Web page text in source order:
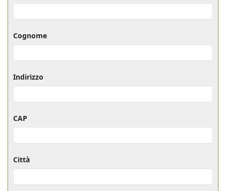
Cognome
Indirizzo
CAP
Città